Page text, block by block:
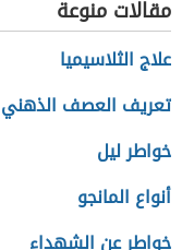
مقالات منوعة
علاج الثلاسيميا
تعريف العصف الذهني
خواطر ليل
أنواع المانجو
خواطر عن الشهداء